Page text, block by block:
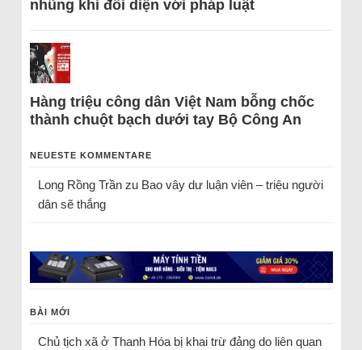
nhũng khi đối diện với pháp luật
Hàng triệu công dân Việt Nam bỗng chốc
thành chuột bạch dưới tay Bộ Công An
NEUESTE KOMMENTARE
Long Rồng Trầnzu Bao vây dư luận viên – triệu người
dân sẽ thắng
BÀI MỚI
Chủ tịch xã ở Thanh Hóa bị khai trừ đảng do liên quan